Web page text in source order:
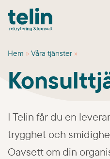
Karriär
Referenscase
Om oss
Hem » Våra tjänster »
I Telin får du en
trygghet och
Oavsett om din